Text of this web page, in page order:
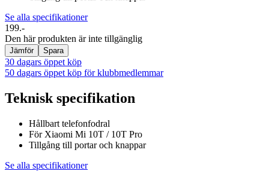
Se alla specifikationer
199.-
Den här produkten är inte tillgänglig
Jämför Spara
30 dagars öppet köp
50 dagars öppet köp för klubbmedlemmar
Teknisk specifikation
Hållbart telefonfodral
För Xiaomi Mi 10T / 10T Pro
Tillgång till portar och knappar
Se alla specifikationer